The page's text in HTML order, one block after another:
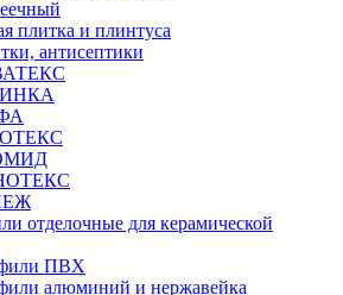
плитка и плинтуса
антисептики
отделочные для керамической
ПВХ
алюминий и нержавейка